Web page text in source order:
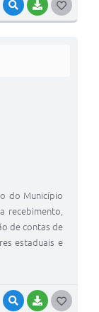
VISUALIZAR
BAIXAR
VISUALIZAR
BAIXAR
do Município
recebimento,
de contas de
estaduais e